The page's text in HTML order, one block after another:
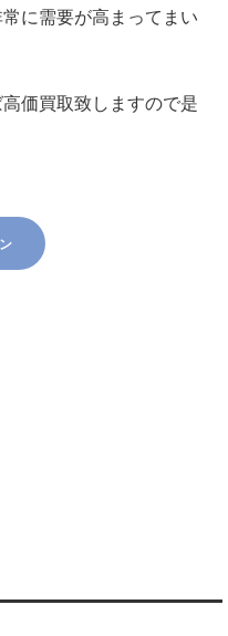
に需要が高まってまい
価買取致しますので是